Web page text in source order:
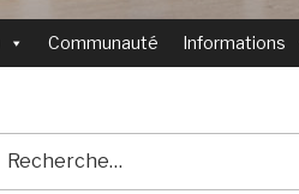
Communauté Informations